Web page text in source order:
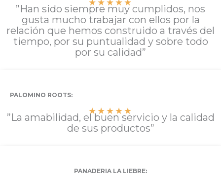
★★★★★
”Han sido siempre muy cumplidos, nos
gusta mucho trabajar con ellos por la
relación que hemos construido a través del
tiempo, por su puntualidad y sobre todo
por su calidad”
PALOMINO ROOTS:
★★★★★
”La amabilidad, el buen servicio y la calidad
de sus productos”
PANADERIA LA LIEBRE: